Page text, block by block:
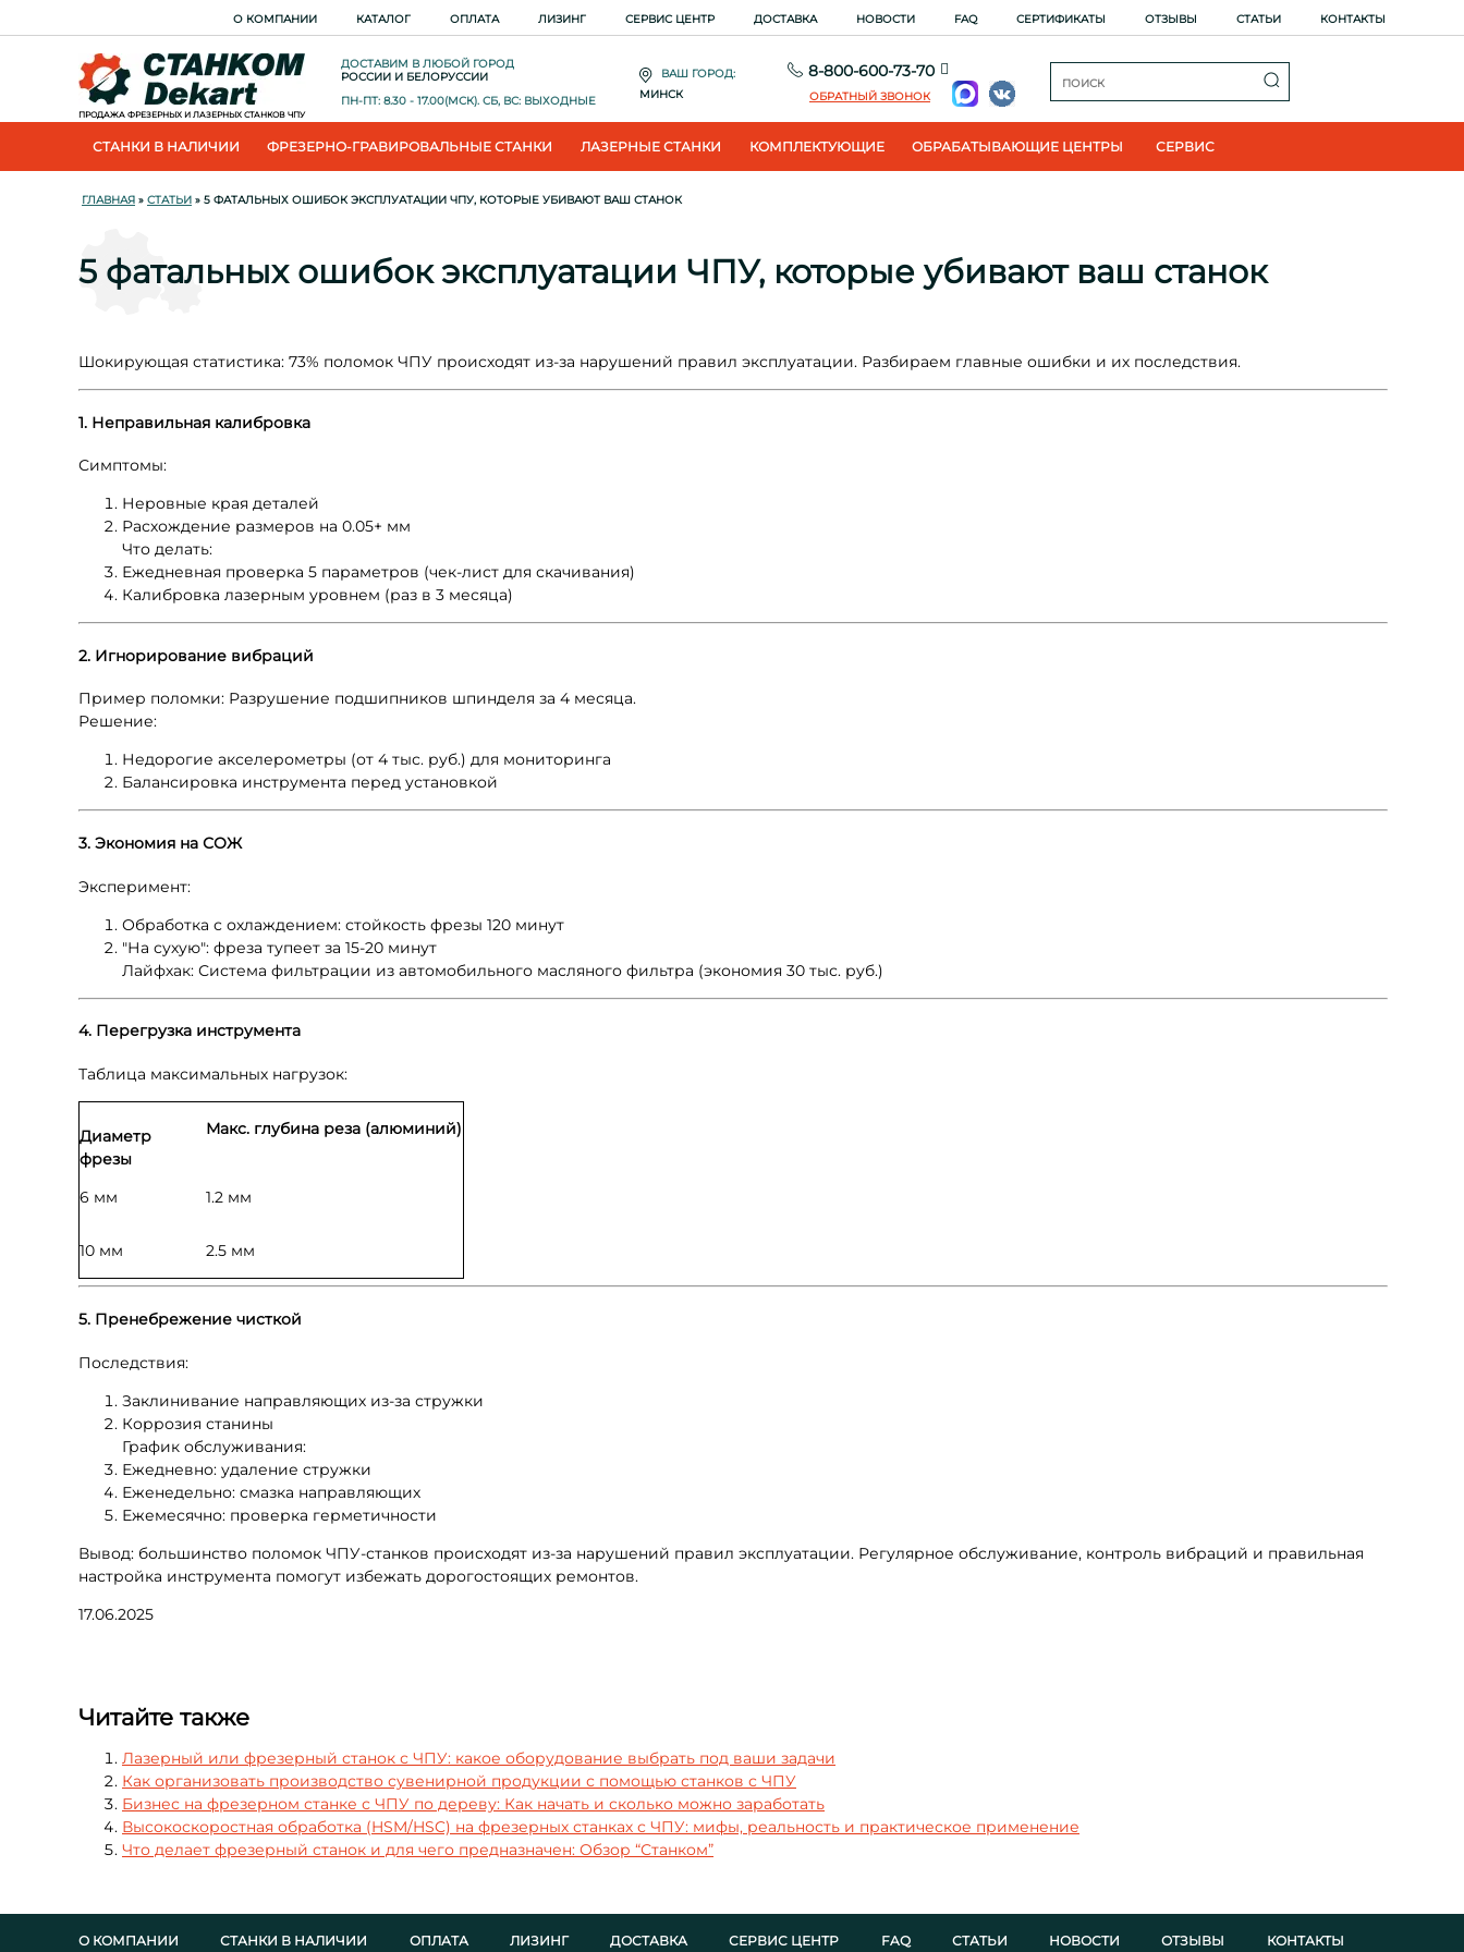
О КОМПАНИИ КАТАЛОГ ОПЛАТА ЛИЗИНГ СЕРВИС ЦЕНТР ДОСТАВКА НОВОСТИ FAQ СЕРТИФИКАТЫ ОТЗЫВЫ СТАТЬИ КОНТАКТЫ
ПРОДАЖА ФРЕЗЕРНЫХ И ЛАЗЕРНЫХ СТАНКОВ ЧПУ
ДОСТАВИМ В ЛЮБОЙ ГОРОД
РОССИИ И БЕЛОРУССИИ
ПН-ПТ: 8.30 - 17.00(МСК). СБ, ВС: ВЫХОДНЫЕ
ВАШ ГОРОД:
МИНСК
8-800-600-73-70
ОБРАТНЫЙ ЗВОНОК
СТАНКИ В НАЛИЧИИ ФРЕЗЕРНО-ГРАВИРОВАЛЬНЫЕ СТАНКИ ЛАЗЕРНЫЕ СТАНКИ КОМПЛЕКТУЮЩИЕ ОБРАБАТЫВАЮЩИЕ ЦЕНТРЫ СЕРВИС
ГЛАВНАЯ » СТАТЬИ » 5 ФАТАЛЬНЫХ ОШИБОК ЭКСПЛУАТАЦИИ ЧПУ, КОТОРЫЕ УБИВАЮТ ВАШ СТАНОК
5 фатальных ошибок эксплуатации ЧПУ, которые убивают ваш станок
Шокирующая статистика: 73% поломок ЧПУ происходят из-за нарушений правил эксплуатации. Разбираем главные ошибки и их последствия.
1. Неправильная калибровка
Симптомы:
Неровные края деталей
Расхождение размеров на 0.05+ мм
Что делать:
Ежедневная проверка 5 параметров (чек-лист для скачивания)
Калибровка лазерным уровнем (раз в 3 месяца)
2. Игнорирование вибраций
Пример поломки: Разрушение подшипников шпинделя за 4 месяца.
Решение:
Недорогие акселерометры (от 4 тыс. руб.) для мониторинга
Балансировка инструмента перед установкой
3. Экономия на СОЖ
Эксперимент:
Обработка с охлаждением: стойкость фрезы 120 минут
"На сухую": фреза тупеет за 15-20 минут
Лайфхак: Система фильтрации из автомобильного масляного фильтра (экономия 30 тыс. руб.)
4. Перегрузка инструмента
Таблица максимальных нагрузок:
Диаметр
фрезы
Макс. глубина реза (алюминий)
6 мм 1.2 мм
10 мм 2.5 мм
5. Пренебрежение чисткой
Последствия:
Заклинивание направляющих из-за стружки
Коррозия станины
График обслуживания:
Ежедневно: удаление стружки
Еженедельно: смазка направляющих
Ежемесячно: проверка герметичности
Вывод: большинство поломок ЧПУ-станков происходят из-за нарушений правил эксплуатации. Регулярное обслуживание, контроль вибраций и правильная
настройка инструмента помогут избежать дорогостоящих ремонтов.
17.06.2025
Читайте также
Лазерный или фрезерный станок с ЧПУ: какое оборудование выбрать под ваши задачи
Как организовать производство сувенирной продукции с помощью станков с ЧПУ
Бизнес на фрезерном станке с ЧПУ по дереву: Как начать и сколько можно заработать
Высокоскоростная обработка (HSM/HSC) на фрезерных станках с ЧПУ: мифы, реальность и практическое применение
Что делает фрезерный станок и для чего предназначен: Обзор “Станком”
О КОМПАНИИ СТАНКИ В НАЛИЧИИ ОПЛАТА ЛИЗИНГ ДОСТАВКА СЕРВИС ЦЕНТР FAQ СТАТЬИ НОВОСТИ ОТЗЫВЫ КОНТАКТЫ